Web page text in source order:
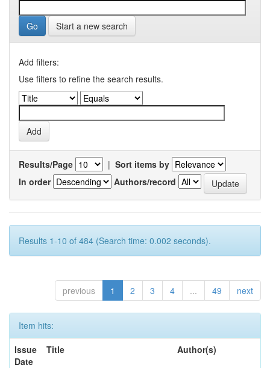
Start a new search
Add filters:
Use filters to refine the search results.
Results/Page | Sort items by
In order
Authors/record
Results 1-10 of 484 (Search time: 0.002 seconds).
previous 1 2 3 4 ... 49 next
Item hits:
Issue
Date
Title Author(s)